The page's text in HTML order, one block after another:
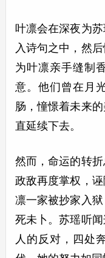
叶凛会在深夜为
入诗句之中，然
为叶凛亲手缝制
意。他们曾在月
肠，憧憬着未来
直延续下去。
然而，命运的转
政敌再度掌权，
凛一家被抄家入
死未卜。苏瑶听
人的反对，四处